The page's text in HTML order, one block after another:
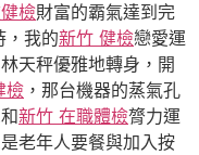
檢財富的霸氣達到完
，我的新竹 健檢戀愛運
天秤優雅地轉身，開
檢 ，那台機器的蒸氣孔
新竹 在職體檢膂力運
老年人要餐與加入按